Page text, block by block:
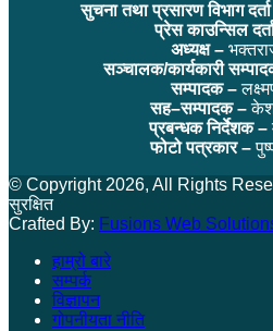
सुचना तथा प्रसारण विभाग
प्रेस काउन्सिल
अध्यक्ष –
सञ्चालक/कार्यकारी
सम्पादक –
सह–सम्पादक –
प्रबन्धक निर्देशक –
फोटो पत्रकार –
© Copyright 2026, All Rights
सुरक्षित
Crafted By: Fusions Web
हाम्रो बारे
सम्पर्क
विज्ञापन
गोपनीयता नीति